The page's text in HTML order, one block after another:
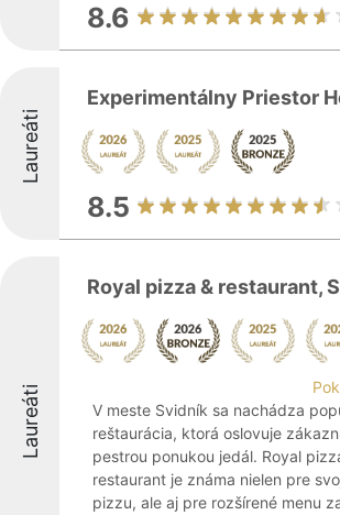
8.6
Laureáti
Experimentálny Priestor
8.5
Laureáti
Royal pizza & restaurant,
V meste Svidník sa nachádza
reštaurácia, ktorá oslovuje
pestrou ponukou jedál. Royal
restaurant je známa nielen pre
pizzu, ale aj pre rozšírené menu